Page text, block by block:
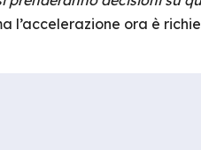
l’accelerazione ora è